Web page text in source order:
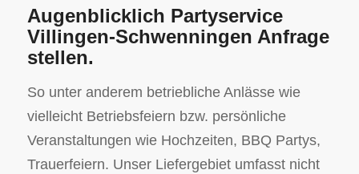
Augenblicklich Partyservice
Villingen-Schwenningen Anfrage
stellen.
So unter anderem betriebliche Anlässe wie
vielleicht Betriebsfeiern bzw. persönliche
Veranstaltungen wie Hochzeiten, BBQ Partys,
Trauerfeiern. Unser Liefergebiet umfasst nicht